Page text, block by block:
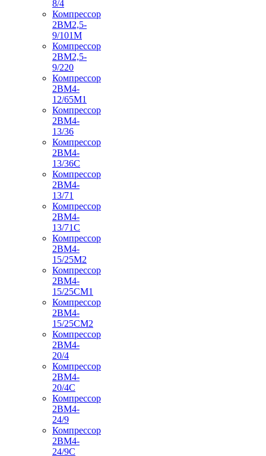
8/4
Компрессор
2ВМ2,5-
9/101М
Компрессор
2ВМ2,5-
9/220
Компрессор
2ВМ4-
12/65М1
Компрессор
2ВМ4-
13/36
Компрессор
2ВМ4-
13/36С
Компрессор
2ВМ4-
13/71
Компрессор
2ВМ4-
13/71С
Компрессор
2ВМ4-
15/25М2
Компрессор
2ВМ4-
15/25СМ1
Компрессор
2ВМ4-
15/25СМ2
Компрессор
2ВМ4-
20/4
Компрессор
2ВМ4-
20/4С
Компрессор
2ВМ4-
24/9
Компрессор
2ВМ4-
24/9С